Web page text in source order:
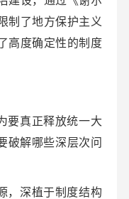
制了地方保护主义
高度确定性的制度
要真正释放统一大
破解哪些深层次问
，深植于制度结构